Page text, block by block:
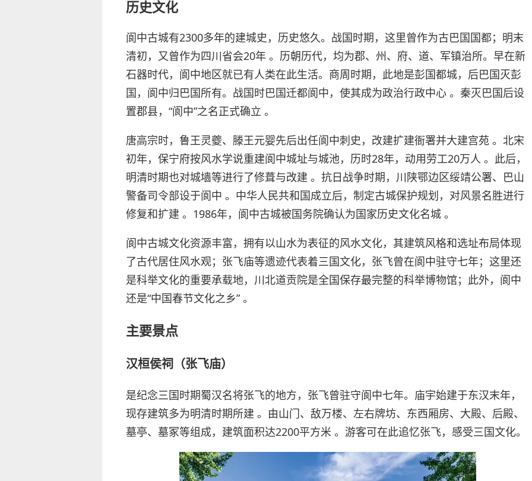
历史文化
阆中古城有2300多年的建城史，历史悠久。战国时期，这里曾作为古巴国国都；明末
清初，又曾作为四川省会20年 。历朝历代，均为郡、州、府、道、军镇治所。早在新
石器时代，阆中地区就已有人类在此生活。商周时期，此地是彭国都城，后巴国灭彭
国，阆中归巴国所有。战国时巴国迁都阆中，使其成为政治行政中心 。秦灭巴国后设
置郡县，“阆中”之名正式确立 。
唐高宗时，鲁王灵夔、滕王元婴先后出任阆中刺史，改建扩建衙署并大建宫苑 。北宋
初年，保宁府按风水学说重建阆中城址与城池，历时28年，动用劳工20万人 。此后，
明清时期也对城墙等进行了修葺与改建 。抗日战争时期，川陕鄂边区绥靖公署、巴山
警备司令部设于阆中 。中华人民共和国成立后，制定古城保护规划，对风景名胜进行
修复和扩建 。1986年，阆中古城被国务院确认为国家历史文化名城 。
阆中古城文化资源丰富，拥有以山水为表征的风水文化，其建筑风格和选址布局体现
了古代居住风水观；张飞庙等遗迹代表着三国文化，张飞曾在阆中驻守七年；这里还
是科举文化的重要承载地，川北道贡院是全国保存最完整的科举博物馆；此外，阆中
还是“中国春节文化之乡” 。
主要景点
汉桓侯祠（张飞庙）
是纪念三国时期蜀汉名将张飞的地方，张飞曾驻守阆中七年。庙宇始建于东汉末年，
现存建筑多为明清时期所建 。由山门、敌万楼、左右牌坊、东西厢房、大殿、后殿、
墓亭、墓冢等组成，建筑面积达2200平方米 。游客可在此追忆张飞，感受三国文化。